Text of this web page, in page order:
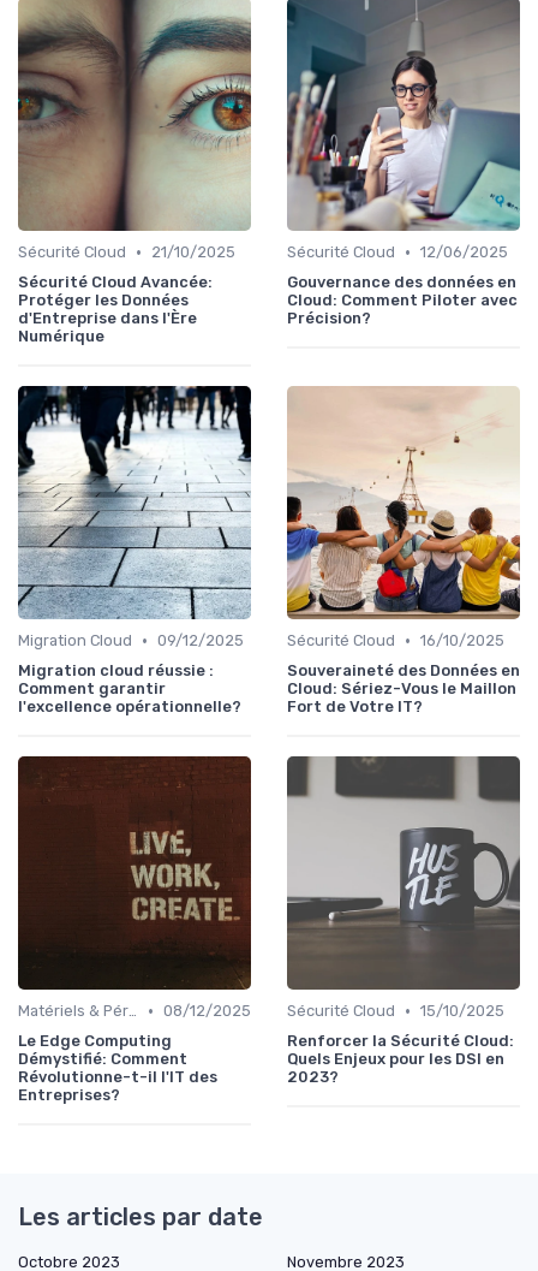
Sécurité Cloud •
21/10/2025
Sécurité Cloud Avancée:
Protéger les Données
d'Entreprise dans l'Ère
Numérique
Sécurité Cloud • 12/06/2025
Gouvernance des données en
Cloud: Comment Piloter avec
Précision?
Migration Cloud • 09/12/2025
Migration cloud réussie :
Comment garantir
l'excellence opérationnelle?
Sécurité Cloud • 16/10/2025
Souveraineté des Données en
Cloud: Sériez-Vous le Maillon
Fort de Votre IT?
Matériels & Périphériques • 08/12/2025
Le Edge Computing
Démystifié: Comment
Révolutionne-t-il l'IT des
Entreprises?
Sécurité Cloud • 15/10/2025
Renforcer la Sécurité Cloud:
Quels Enjeux pour les DSI en
2023?
Les articles par date
Octobre 2023
Novembre 2023